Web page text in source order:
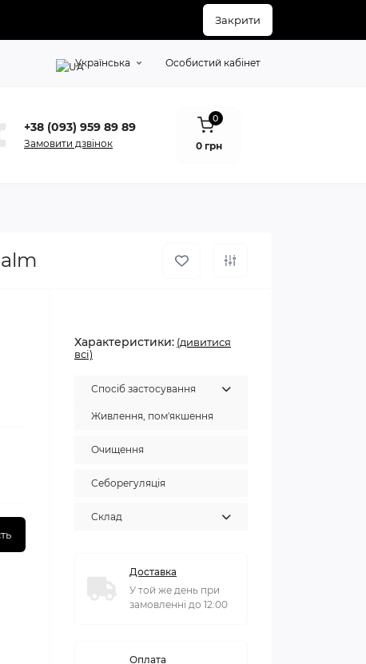
Закрити
Українська Особистий кабінет
+38 (093) 959 89 89
Замовити дзвінок
0
0 грн
Характеристики: (дивитися
всі)
Спосіб застосування
Живлення, пом'якшення
Очищення
Себорегуляція
Склад
Доставка
У той же день при
замовленні до 12:00
Оплата